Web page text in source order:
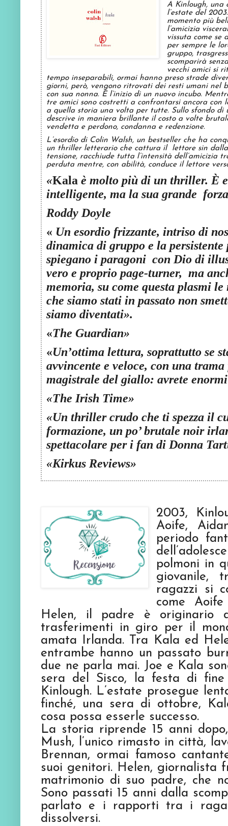
A Kinlough, una
l’estate del
momento più
l’amicizia
vissuta come se
per sempre le
gruppo,
scomparirà
vecchi amici si
tempo inseparabili, ormai hanno preso strade
giorni, però, vengono ritrovati dei resti umani nel
con sua nonna. È l’inizio di un nuovo incubo.
tre amici sono costretti a confrontarsi ancora
a quella storia una volta per tutte. Sullo sfondo di
descrive in maniera brillante il costo a volte
vendetta e perdono, condanna e redenzione.
L’esordio di Colin Walsh, un bestseller che ha
un thriller letterario che cattura il lettore sin
tensione, racchiude tutta l’intensità dell’amicizia
perduta mentre, con abilità, conduce il lettore
«Kala è molto più di un thriller. È
intelligente, ma la sua grande
Roddy Doyle
« Un esordio frizzante, intriso di
dinamica di gruppo e la
spiegano i paragoni con Dio di
vero e proprio page-turner, ma
memoria, su come questa plasmi
che siamo stati in passato non
siamo diventati».
«The Guardian»
«Un’ottima lettura, soprattutto se
avvincente e veloce, con una
magistrale del giallo: avrete
«The Irish Time»
«Un thriller crudo che ti spezza il
formazione, un po’ brutale noir
spettacolare per i fan di Donna
«Kirkus Reviews»
2003,
Aoife,
periodo
polmoni in
giovanile,
ragazzi si
come
Helen, il padre è originario
trasferimenti in giro per il
amata Irlanda. Tra Kala ed
entrambe hanno un passato
due ne parla mai. Joe e Kala
sera del Sisco, la festa di
Kinlough. L’estate prosegue
finché, una sera di ottobre,
cosa possa esserle successo.
La storia riprende 15 anni
Mush, l’unico rimasto in città,
Brennan, ormai famoso
suoi genitori. Helen, giornalista
matrimonio di suo padre, che
Sono passati 15 anni dalla
parlato e i rapporti tra i
dissolversi.